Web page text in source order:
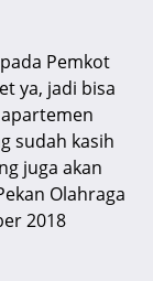
Pemkot
ya, jadi bisa
sudah kasih
juga akan
Olahraga
2018